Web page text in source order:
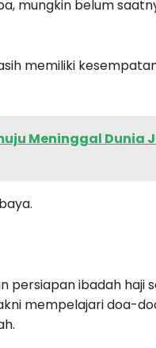
mungkin belum
memiliki
Meninggal Dunia
persiapan ibadah haji
mempelajari doa-